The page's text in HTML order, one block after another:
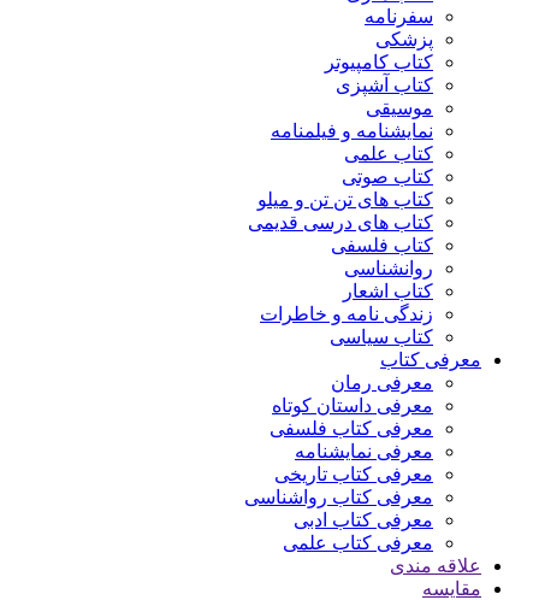
سفرنامه
پزشکی
کتاب کامپیوتر
کتاب آشپزی
موسیقی
نمایشنامه و فیلمنامه
کتاب علمی
کتاب صوتی
کتاب های تن تن و میلو
کتاب های درسی قدیمی
کتاب فلسفی
روانشناسی
کتاب اشعار
زندگی نامه و خاطرات
کتاب سیاسی
معرفی کتاب
معرفی رمان
معرفی داستان کوتاه
معرفی کتاب فلسفی
معرفی نمایشنامه
معرفی کتاب تاریخی
معرفی کتاب رواشناسی
معرفی کتاب ادبی
معرفی کتاب علمی
علاقه مندی
مقایسه